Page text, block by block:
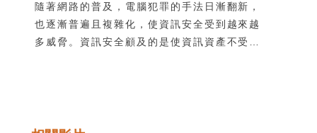
隨著網路的普及，電腦犯罪的手法日漸翻新，
也逐漸普遍且複雜化，使資訊安全受到越來越
多威脅。資訊安全顧及的是使資訊資產不受到
解並培養良好的使用習慣是很重要的。